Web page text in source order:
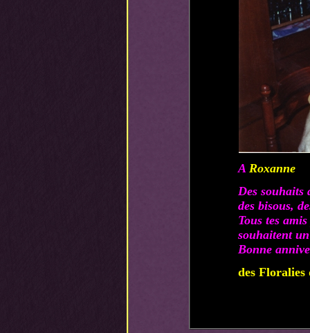
ARoxanne
Des souhaits
des bisous,
Tous tes
souhaitent
Bonne
des